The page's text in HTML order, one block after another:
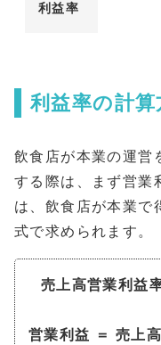
利益率
利益率の計算
飲食店が本業の運営
する際は、まず営業
は、飲食店が本業で
式で求められます。
売上高営業利益
営業利益 ＝ 売上